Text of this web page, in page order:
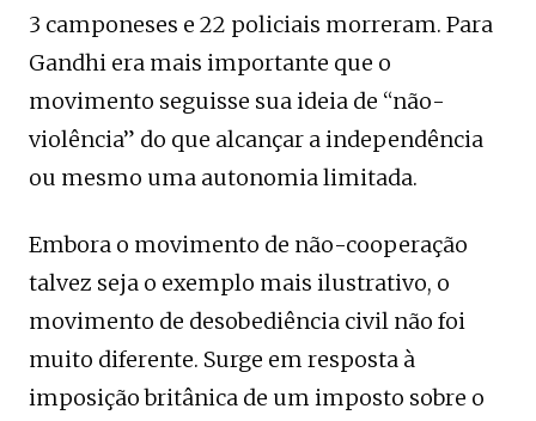
3 camponeses e 22 policiais morreram. Para
Gandhi era mais importante que o
movimento seguisse sua ideia de “não-
violência” do que alcançar a independência
ou mesmo uma autonomia limitada.
Embora o movimento de não-cooperação
talvez seja o exemplo mais ilustrativo, o
movimento de desobediência civil não foi
muito diferente. Surge em resposta à
imposição britânica de um imposto sobre o